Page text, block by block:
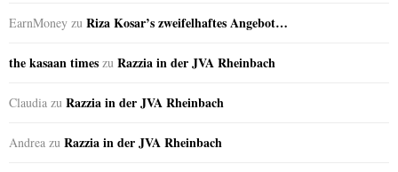
EarnMoney zu Riza Kosar’s zweifelhaftes Angebot…
the kasaan times zu Razzia in der JVA Rheinbach
Claudia zu Razzia in der JVA Rheinbach
Andrea zu Razzia in der JVA Rheinbach